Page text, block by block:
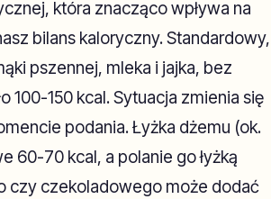
która znacząco wpływa na
bilans kaloryczny. Standardowy,
pszennej, mleka i jajka, bez
100-150 kcal. Sytuacja zmienia się
podania. Łyżka dżemu (ok.
60-70 kcal, a polanie go łyżką
czy czekoladowego może dodać